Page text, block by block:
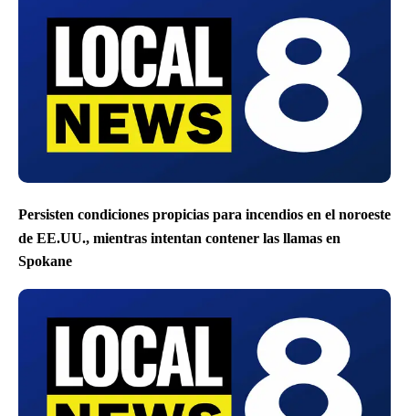
Persisten condiciones propicias para incendios en el noroeste
de EE.UU., mientras intentan contener las llamas en
Spokane